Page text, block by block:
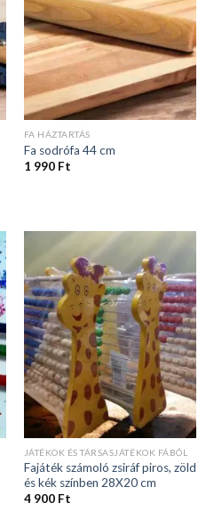
FA HÁZTARTÁS
Fa sodrófa 44 cm
1 990 Ft
JÁTÉKOK ÉS TÁRSASJÁTÉKOK FÁBÓL
Fajáték számoló zsiráf piros, zöld
és kék színben 28X20 cm
4 900 Ft